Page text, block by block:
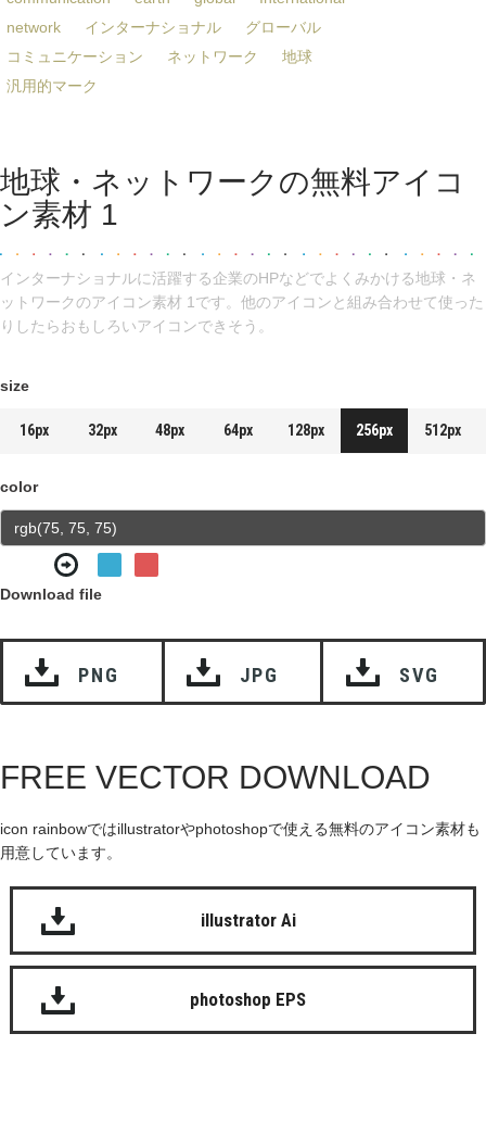
network
インターナショナル
グローバル
コミュニケーション
ネットワーク
地球
汎用的マーク
地球・ネットワークの無料アイコ
ン素材 1
インターナショナルに活躍する企業のHPなどでよくみかける地球・ネ
ットワークのアイコン素材 1です。他のアイコンと組み合わせて使った
りしたらおもしろいアイコンできそう。
size
16px 32px 48px 64px 128px 256px 512px
color
Download file
PNG JPG SVG
FREE VECTOR DOWNLOAD
icon rainbowではillustratorやphotoshopで使える無料のアイコン素材も
用意しています。
illustrator Ai
photoshop EPS